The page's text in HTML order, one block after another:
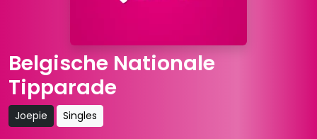
Belgische Nationale
Tipparade
Joepie Singles